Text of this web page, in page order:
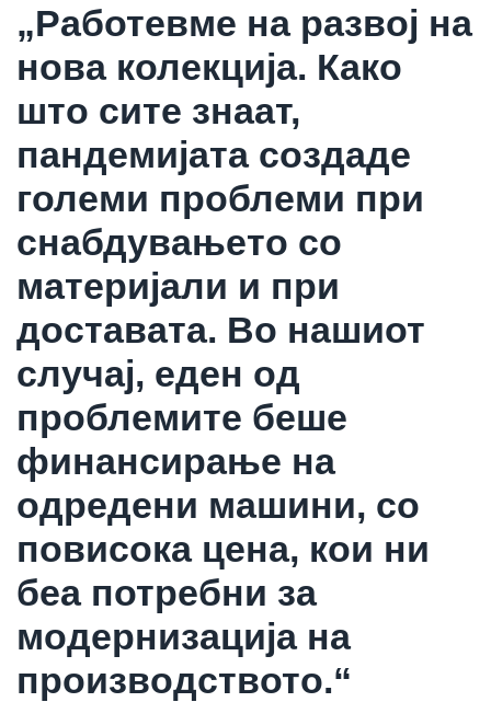
„Работевме на развој на
нова колекција. Како
што сите знаат,
пандемијата создаде
големи проблеми при
снабдувањето со
материјали и при
доставата. Во нашиот
случај, еден од
проблемите беше
финансирање на
одредени машини, со
повисока цена, кои ни
беа потребни за
модернизација на
производството.“